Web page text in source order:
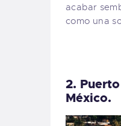
acabar
como una
2.
México.